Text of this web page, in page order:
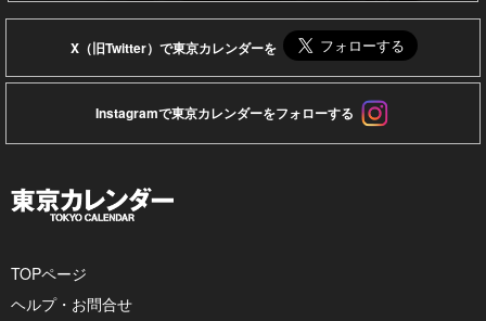
X（旧Twitter）で東京カレンダーを
Instagramで東京カレンダーをフォローする
TOPページ
ヘルプ・お問合せ